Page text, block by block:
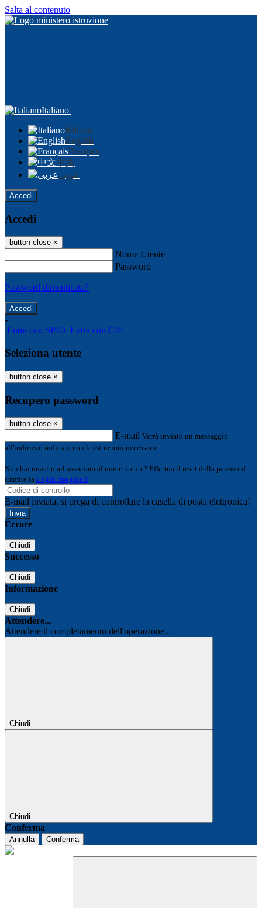
Salta al contenuto
Italiano
Italiano
English
Français
中文
عربى
Accedi
Accedi
button close ×
Nome Utente
Password
Password dimenticata?
-
Entra con SPID Entra con CIE
Seleziona utente
button close ×
Recupero password
button close ×
E-mail Verrà inviato un messaggio
all'indirizzo indicato con le istruzioni necessarie.
Non hai una e-mail associata al nome utente? Effettua il reset della password
tramite la Login Spaggiari
E-mail inviata, si prega di controllare la casella di posta elettronica!
Errore
Chiudi
Successo
Chiudi
Informazione
Chiudi
Attendere...
Attendere il completamento dell'operazione...
Chiudi
Chiudi
Conferma
Annulla Conferma